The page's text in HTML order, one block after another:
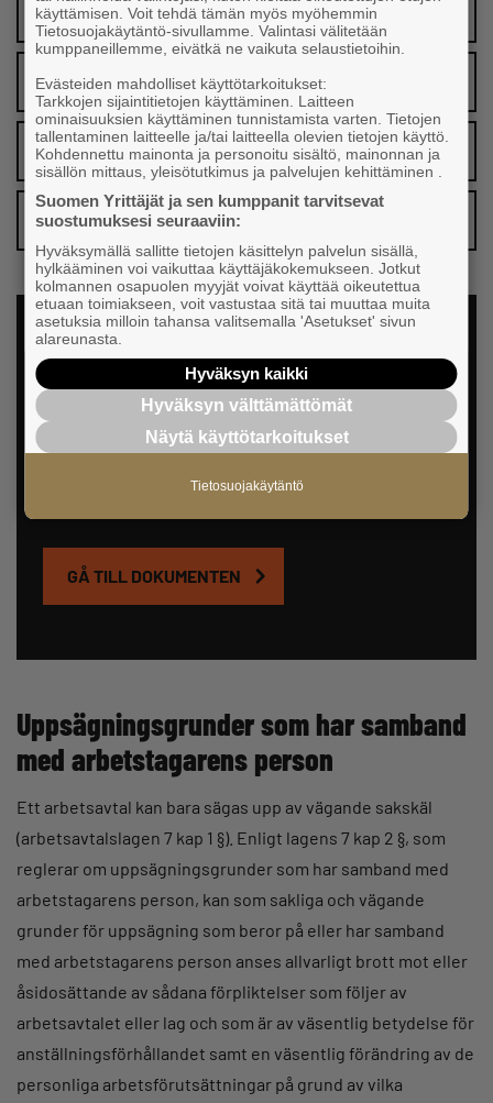
Flera varningar
Ikraftvarandet
Skriftlig form
Konsekvens i praxis
GÅ TILL DOKUMENTEN
Uppsägningsgrunder som har samband
med arbetstagarens person
Ett arbetsavtal kan bara sägas upp av vägande sakskäl
(arbetsavtalslagen 7 kap 1 §). Enligt lagens 7 kap 2 §, som
reglerar om uppsägningsgrunder som har samband med
arbetstagarens person, kan som sakliga och vägande
grunder för uppsägning som beror på eller har samband
med arbetstagarens person anses allvarligt brott mot eller
åsidosättande av sådana förpliktelser som följer av
arbetsavtalet eller lag och som är av väsentlig betydelse för
anställningsförhållandet samt en väsentlig förändring av de
personliga arbetsförutsättningar på grund av vilka
käyttämisen. Voit tehdä tämän myös myöhemmin
Tietosuojakäytäntö-sivullamme. Valintasi välitetään
kumppaneillemme, eivätkä ne vaikuta selaustietoihin.
Evästeiden mahdolliset käyttötarkoitukset:
Tarkkojen sijaintitietojen käyttäminen. Laitteen
ominaisuuksien käyttäminen tunnistamista varten. Tietojen
tallentaminen laitteelle ja/tai laitteella olevien tietojen käyttö.
Kohdennettu mainonta ja personoitu sisältö, mainonnan ja
sisällön mittaus, yleisötutkimus ja palvelujen kehittäminen .
Suomen Yrittäjät ja sen kumppanit tarvitsevat
suostumuksesi seuraaviin:
Hyväksymällä sallitte tietojen käsittelyn palvelun sisällä,
hylkääminen voi vaikuttaa käyttäjäkokemukseen. Jotkut
kolmannen osapuolen myyjät voivat käyttää oikeutettua
etuaan toimiakseen, voit vastustaa sitä tai muuttaa muita
asetuksia milloin tahansa valitsemalla 'Asetukset' sivun
alareunasta.
Hyväksyn kaikki
Hyväksyn välttämättömät
Näytä käyttötarkoitukset
Tietosuojakäytäntö